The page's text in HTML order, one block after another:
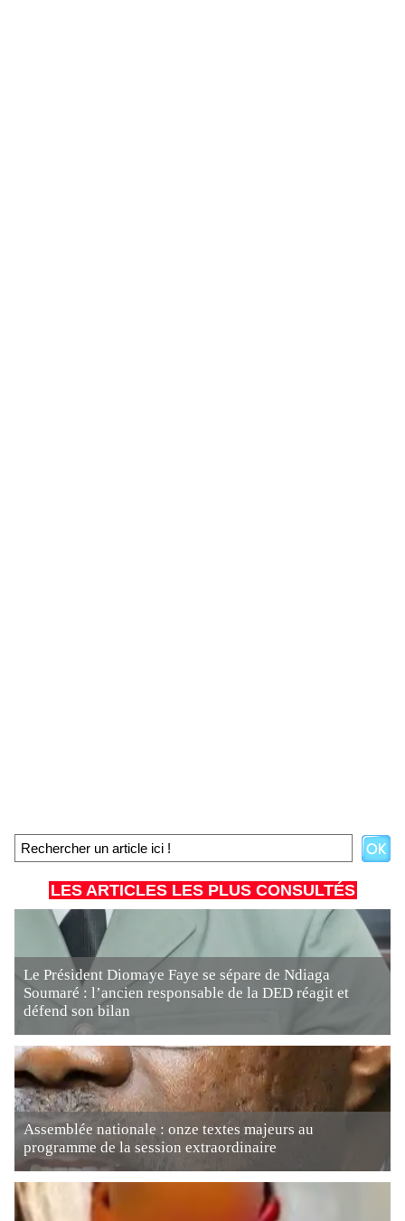
LES ARTICLES LES PLUS CONSULTÉS
Le Président Diomaye Faye se sépare de Ndiaga
Soumaré : l’ancien responsable de la DED réagit et
défend son bilan
Assemblée nationale : onze textes majeurs au
programme de la session extraordinaire